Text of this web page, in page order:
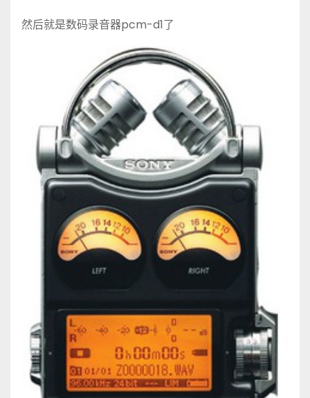
然后就是数码录音器pcm-d1了